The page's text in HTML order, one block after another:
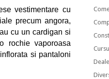
vestimentare cu
precum angora,
cu un cardigan si
rochie vaporoasa
si pantaloni